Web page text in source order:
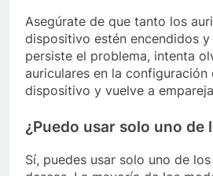
Asegúrate de que tanto los
dispositivo estén encendidos y
persiste el problema, intenta
auriculares en la
dispositivo y vuelve a
¿Puedo usar solo uno de
Sí, puedes usar solo uno de